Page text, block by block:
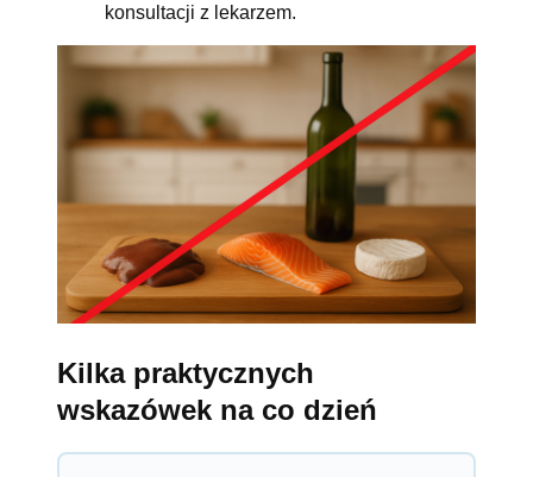
konsultacji z lekarzem.
Kilka praktycznych
wskazówek na co dzień